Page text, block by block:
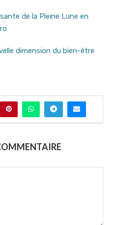
de la Pleine Lune en
dimension du bien-être